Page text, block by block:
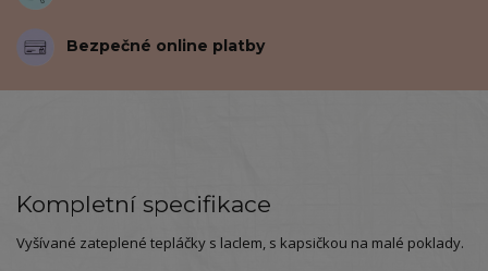
Bezpečné online platby
Kompletní specifikace
Vyšívané zateplené tepláčky s laclem, s kapsičkou na malé poklady.